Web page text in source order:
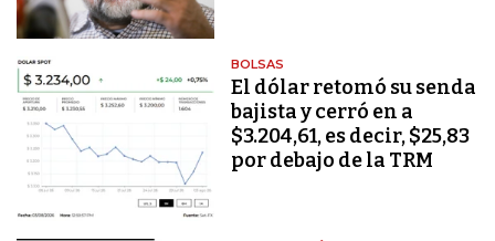
BOLSAS
El dólar retomó su senda
bajista y cerró en a
$3.204,61, es decir, $25,83
por debajo de la TRM